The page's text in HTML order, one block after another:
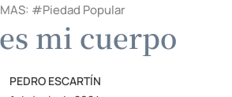
#Piedad Popular
mi cuerpo
PEDRO ESCARTÍN